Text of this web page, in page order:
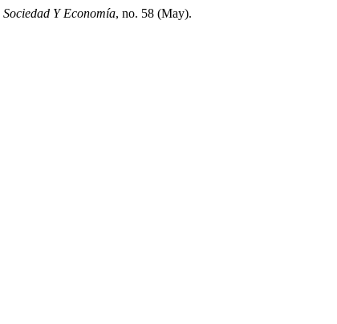
Sociedad Y Economía, no. 58 (May).